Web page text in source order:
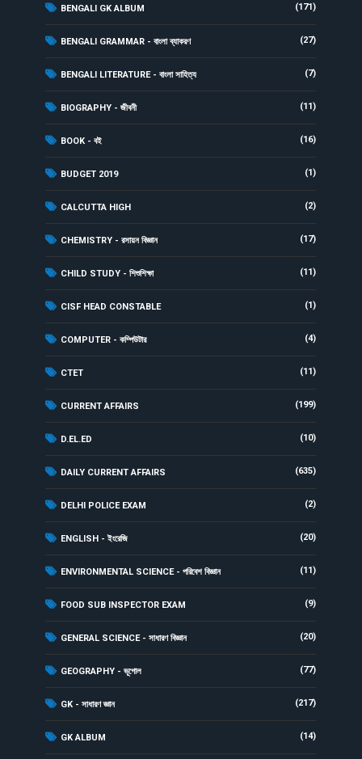
BENGALI GK ALBUM (171)
BENGALI GRAMMAR - বাংলা ব্যাকরণ (27)
BENGALI LITERATURE - বাংলা সাহিত্য (7)
BIOGRAPHY - জীবনী (11)
BOOK - বই (16)
BUDGET 2019 (1)
CALCUTTA HIGH (2)
CHEMISTRY - রসায়ন বিজ্ঞান (17)
CHILD STUDY - শিশুশিক্ষা (11)
CISF HEAD CONSTABLE (1)
COMPUTER - কম্পিউটার (4)
CTET (11)
CURRENT AFFAIRS (199)
D.EL.ED (10)
DAILY CURRENT AFFAIRS (635)
DELHI POLICE EXAM (2)
ENGLISH - ইংরেজি (20)
ENVIRONMENTAL SCIENCE - পরিবেশ বিজ্ঞান (11)
FOOD SUB INSPECTOR EXAM (9)
GENERAL SCIENCE - সাধারণ বিজ্ঞান (20)
GEOGRAPHY - ভূগোল (77)
GK - সাধারণ জ্ঞান (217)
GK ALBUM (14)